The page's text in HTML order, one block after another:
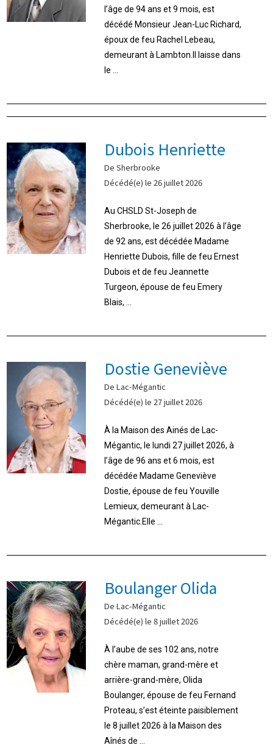
l’âge de 94 ans et 9 mois, est
décédé Monsieur Jean-Luc Richard,
époux de feu Rachel Lebeau,
demeurant à Lambton.Il laisse dans
le ...
Dubois Henriette
De Sherbrooke
Décédé(e) le 26 juillet 2026
Au CHSLD St-Joseph de
Sherbrooke, le 26 juillet 2026 à l’âge
de 92 ans, est décédée Madame
Henriette Dubois, fille de feu Ernest
Dubois et de feu Jeannette
Turgeon, épouse de feu Emery
Blais, ...
Dostie Geneviève
De Lac-Mégantic
Décédé(e) le 27 juillet 2026
À la Maison des Ainés de Lac-
Mégantic, le lundi 27 juillet 2026, à
l’âge de 96 ans et 6 mois, est
décédée Madame Geneviève
Dostie, épouse de feu Youville
Lemieux, demeurant à Lac-
Mégantic.Elle ...
Boulanger Olida
De Lac-Mégantic
Décédé(e) le 8 juillet 2026
À l’aube de ses 102 ans, notre
chère maman, grand-mère et
arrière-grand-mère, Olida
Boulanger, épouse de feu Fernand
Proteau, s’est éteinte paisiblement
le 8 juillet 2026 à la Maison des
Aînés de ...